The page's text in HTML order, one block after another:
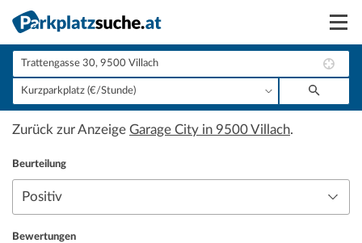
Suchen
Vermieten
Anmelden
Zurück zur Anzeige Garage City in 9500 Villach.
Beurteilung
Bewertungen